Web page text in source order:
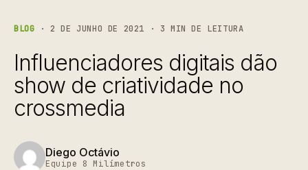
BLOG · 2 DE JUNHO DE 2021 · 3 MIN DE LEITURA
Influenciadores digitais dão
show de criatividade no
crossmedia
Diego Octávio
Equipe 8 Milímetros